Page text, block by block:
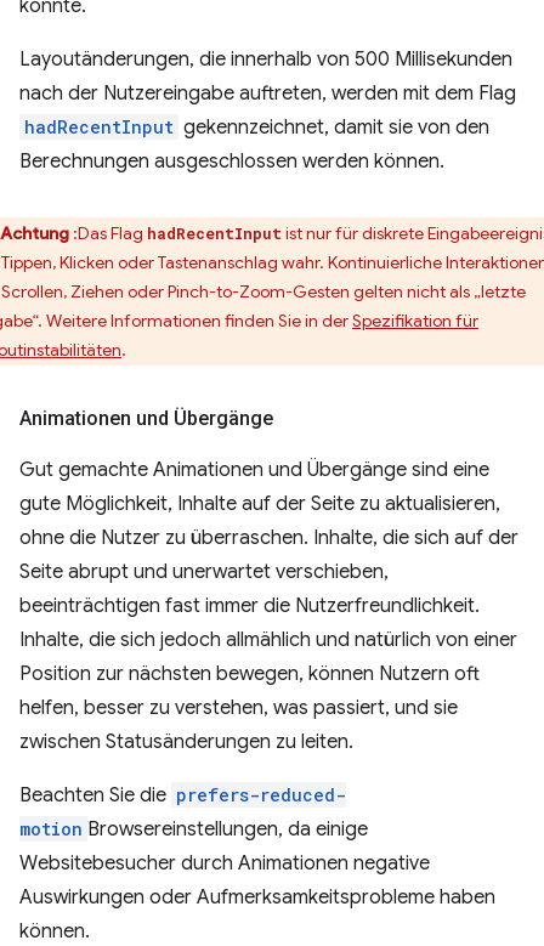
könnte.
Layoutänderungen, die innerhalb von 500 Millisekunden
nach der Nutzereingabe auftreten, werden mit dem Flag
hadRecentInput gekennzeichnet, damit sie von den
Berechnungen ausgeschlossen werden können.
Achtung :Das Flag hadRecentInputist nur für diskrete
Klicken oder Tastenanschlag wahr. Kontinuierliche
Ziehen oder Pinch-to-Zoom-Gesten gelten nicht als „letzte
Weitere Informationen finden Sie in derSpezifikation für
.
Animationen und Übergänge
Gut gemachte Animationen und Übergänge sind eine
gute Möglichkeit, Inhalte auf der Seite zu aktualisieren,
ohne die Nutzer zu überraschen. Inhalte, die sich auf der
Seite abrupt und unerwartet verschieben,
beeinträchtigen fast immer die Nutzerfreundlichkeit.
Inhalte, die sich jedoch allmählich und natürlich von einer
Position zur nächsten bewegen, können Nutzern oft
helfen, besser zu verstehen, was passiert, und sie
zwischen Statusänderungen zu leiten.
Beachten Sie die prefers-reduced-
motion Browsereinstellungen, da einige
Websitebesucher durch Animationen negative
Auswirkungen oder Aufmerksamkeitsprobleme haben
können.